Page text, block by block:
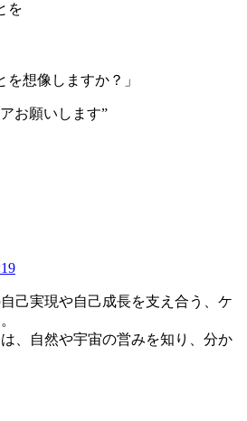
を
を想像しますか？」
お願いします”
己実現や自己成長を支え合う、ケ
、自然や宇宙の営みを知り、分か